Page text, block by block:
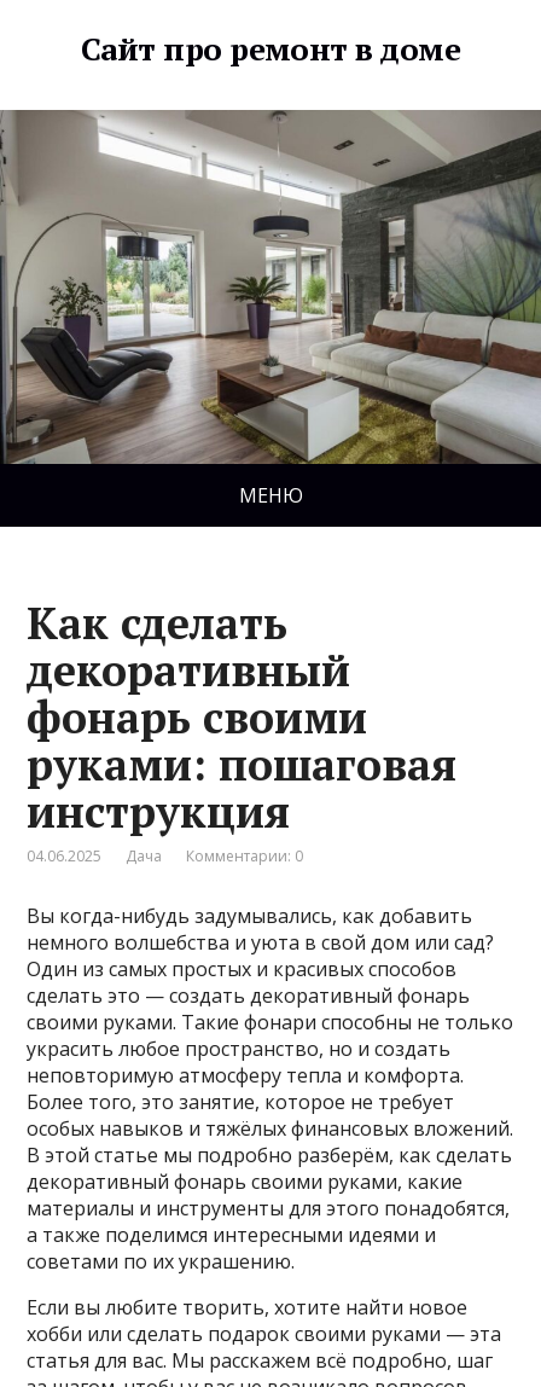
Сайт про ремонт в доме
МЕНЮ
Как сделать
декоративный
фонарь своими
руками: пошаговая
инструкция
04.06.2025 Дача Комментарии: 0
Вы когда-нибудь задумывались, как добавить
немного волшебства и уюта в свой дом или сад?
Один из самых простых и красивых способов
сделать это — создать декоративный фонарь
своими руками. Такие фонари способны не только
украсить любое пространство, но и создать
неповторимую атмосферу тепла и комфорта.
Более того, это занятие, которое не требует
особых навыков и тяжёлых финансовых вложений.
В этой статье мы подробно разберём, как сделать
декоративный фонарь своими руками, какие
материалы и инструменты для этого понадобятся,
а также поделимся интересными идеями и
советами по их украшению.
Если вы любите творить, хотите найти новое
хобби или сделать подарок своими руками — эта
статья для вас. Мы расскажем всё подробно, шаг